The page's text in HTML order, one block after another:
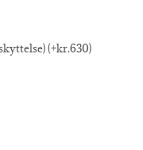
(+kr.630)